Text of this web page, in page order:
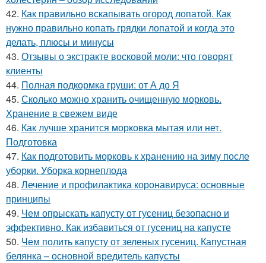
42. Как правильно вскапывать огород лопатой. Как
нужно правильно копать грядки лопатой и когда это
делать, плюсы и минусы
43. Отзывы о экстракте восковой моли: что говорят
клиенты
44. Полная подкормка груши: от А до Я
45. Сколько можно хранить очищенную морковь.
Хранение в свежем виде
46. Как лучше хранится морковка мытая или нет.
Подготовка
47. Как подготовить морковь к хранению на зиму после
уборки. Уборка корнеплода
48. Лечение и профилактика коронавируса: основные
принципы
49. Чем опрыскать капусту от гусениц безопасно и
эффективно. Как избавиться от гусениц на капусте
50. Чем полить капусту от зеленых гусениц. Капустная
белянка – основной вредитель капусты